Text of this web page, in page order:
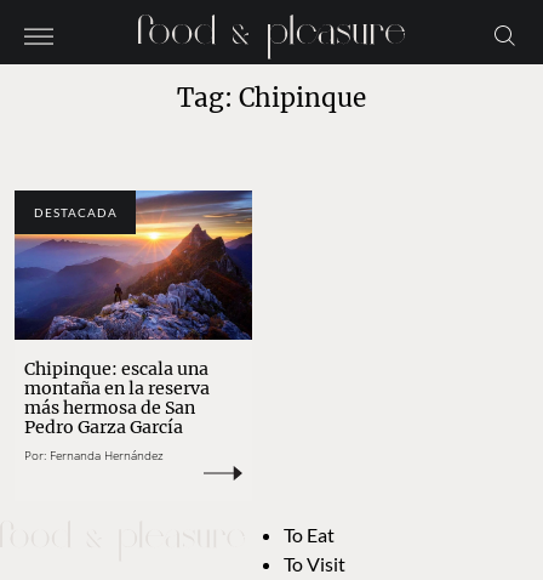
Tag: Chipinque
DESTACADA
Chipinque: escala una
montaña en la reserva
más hermosa de San
Pedro Garza García
Por: Fernanda Hernández
To Eat
To Visit